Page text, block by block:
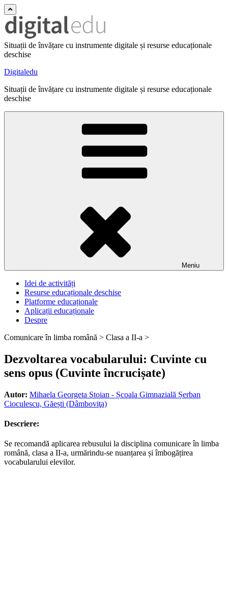
Situații de învățare cu instrumente digitale și resurse educaționale
deschise
Digitaledu
Situații de învățare cu instrumente digitale și resurse educaționale
deschise
Meniu
Idei de activități
Resurse educaționale deschise
Platforme educaționale
Aplicații educaționale
Despre
Comunicare în limba română > Clasa a II-a >
Dezvoltarea vocabularului: Cuvinte cu
sens opus (Cuvinte încrucișate)
Autor: Mihaela Georgeta Stoian - Școala Gimnazială Șerban
Cioculescu, Găești (Dâmboviţa)
Descriere:
Se recomandă aplicarea rebusului la disciplina comunicare în limba
română, clasa a II-a, urmărindu-se nuanțarea și îmbogățirea
vocabularului elevilor.